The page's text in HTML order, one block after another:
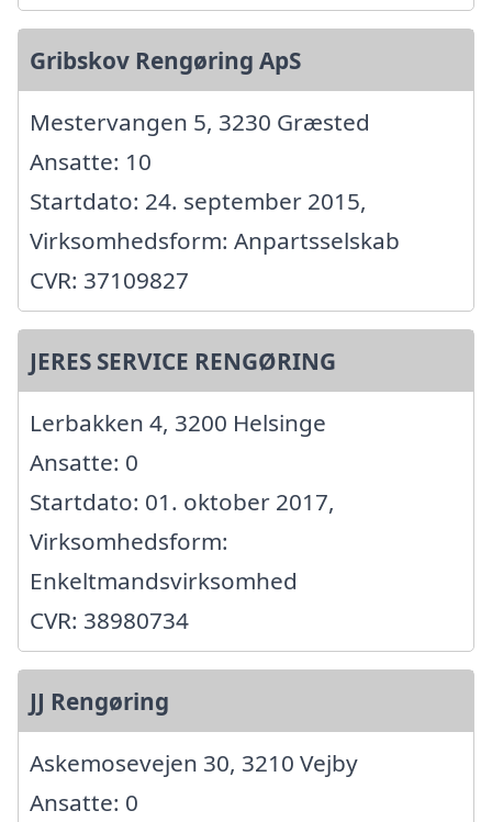
Gribskov Rengøring ApS
Mestervangen 5, 3230 Græsted
Ansatte: 10
Startdato: 24. september 2015,
Virksomhedsform: Anpartsselskab
CVR: 37109827
JERES SERVICE RENGØRING
Lerbakken 4, 3200 Helsinge
Ansatte: 0
Startdato: 01. oktober 2017,
Virksomhedsform:
Enkeltmandsvirksomhed
CVR: 38980734
JJ Rengøring
Askemosevejen 30, 3210 Vejby
Ansatte: 0